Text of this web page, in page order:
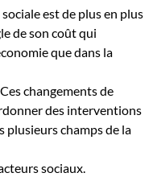
est de plus en plus
de son coût qui
que dans la
changements de
des interventions
champs de la
sociaux.